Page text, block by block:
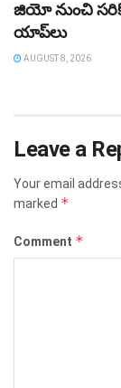
జియో నుంచి
యాప్‌లు
AUGUST 8, 2026
Leave a
Your email
marked *
Comment *